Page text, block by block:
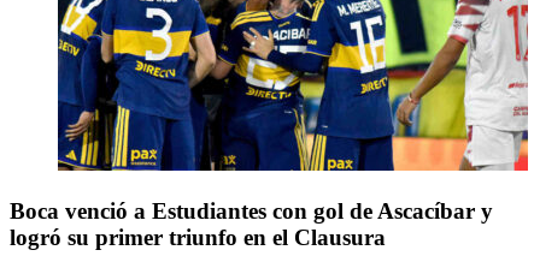
Boca venció a Estudiantes con gol de Ascacíbar y
logró su primer triunfo en el Clausura